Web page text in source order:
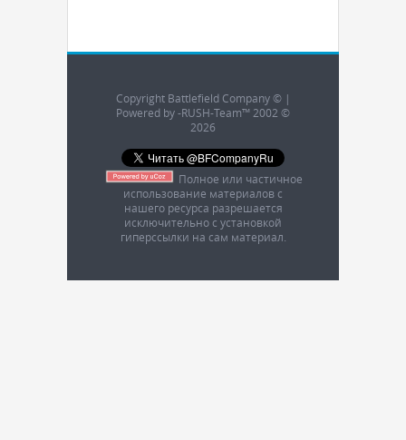
Copyright Battlefield Company © |
Powered by -RUSH-Team™ 2002 ©
2026
Полное или частичное
использование материалов с
нашего ресурса разрешается
исключительно с установкой
гиперссылки на сам материал.